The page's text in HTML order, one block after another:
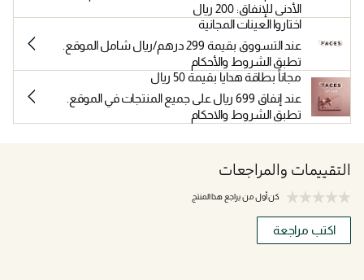
الأدنى للإنفاق: 200 ريال
اختاروا العينات المجانية
عند التسووق بقيمة 299 درهم/ريال شامل الموقع.
تطبق الشروط والأحكام
مجاناً بطاقة هدايا بقيمة 50 ريال
عند إنفاق 699 ريال على جميع المنتجات في الموقع.
تطبق الشروط والاحكام
التقييمات والمراجعات
كن أول من يراجع هذا المنتج
اكتب مراجعة